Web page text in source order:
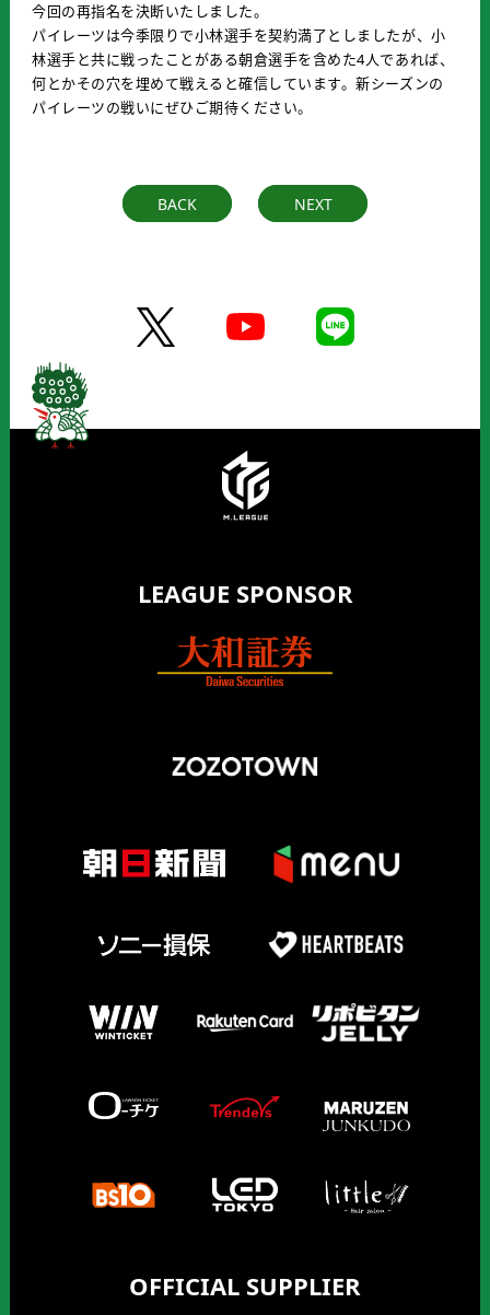
今回の再指名を決断いたしました。
パイレーツは今季限りで小林選手を契約満了としましたが、小
林選手と共に戦ったことがある朝倉選手を含めた4人であれば、
何とかその穴を埋めて戦えると確信しています。新シーズンの
パイレーツの戦いにぜひご期待ください。
BACK NEXT
LEAGUE SPONSOR
OFFICIAL SUPPLIER